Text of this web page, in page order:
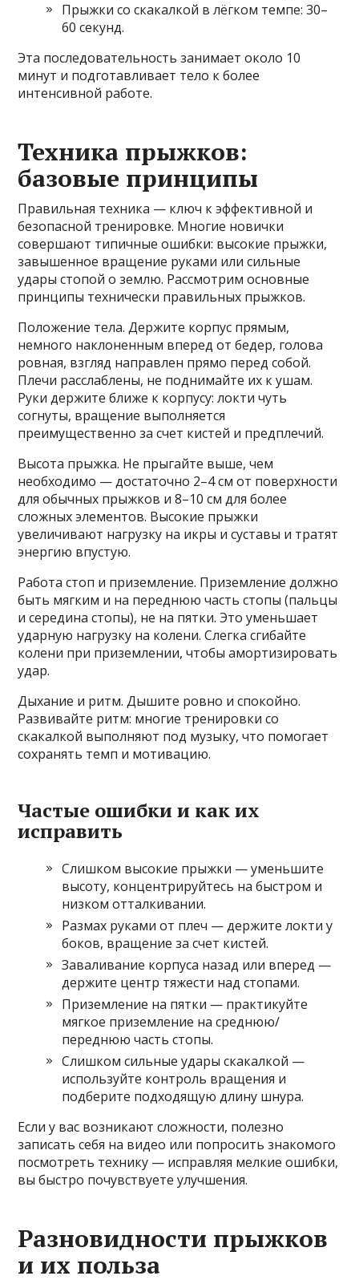
Прыжки со скакалкой в лёгком темпе: 30–
60 секунд.
Эта последовательность занимает около 10
минут и подготавливает тело к более
интенсивной работе.
Техника прыжков:
базовые принципы
Правильная техника — ключ к эффективной и
безопасной тренировке. Многие новички
совершают типичные ошибки: высокие прыжки,
завышенное вращение руками или сильные
удары стопой о землю. Рассмотрим основные
принципы технически правильных прыжков.
Положение тела. Держите корпус прямым,
немного наклоненным вперед от бедер, голова
ровная, взгляд направлен прямо перед собой.
Плечи расслаблены, не поднимайте их к ушам.
Руки держите ближе к корпусу: локти чуть
согнуты, вращение выполняется
преимущественно за счет кистей и предплечий.
Высота прыжка. Не прыгайте выше, чем
необходимо — достаточно 2–4 см от поверхности
для обычных прыжков и 8–10 см для более
сложных элементов. Высокие прыжки
увеличивают нагрузку на икры и суставы и тратят
энергию впустую.
Работа стоп и приземление. Приземление должно
быть мягким и на переднюю часть стопы (пальцы
и середина стопы), не на пятки. Это уменьшает
ударную нагрузку на колени. Слегка сгибайте
колени при приземлении, чтобы амортизировать
удар.
Дыхание и ритм. Дышите ровно и спокойно.
Развивайте ритм: многие тренировки со
скакалкой выполняют под музыку, что помогает
сохранять темп и мотивацию.
Частые ошибки и как их
исправить
Слишком высокие прыжки — уменьшите
высоту, концентрируйтесь на быстром и
низком отталкивании.
Размах руками от плеч — держите локти у
боков, вращение за счет кистей.
Заваливание корпуса назад или вперед —
держите центр тяжести над стопами.
Приземление на пятки — практикуйте
мягкое приземление на среднюю/
переднюю часть стопы.
Слишком сильные удары скакалкой —
используйте контроль вращения и
подберите подходящую длину шнура.
Если у вас возникают сложности, полезно
записать себя на видео или попросить знакомого
посмотреть технику — исправляя мелкие ошибки,
вы быстро почувствуете улучшения.
Разновидности прыжков
и их польза